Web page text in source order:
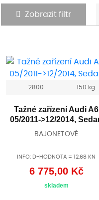
Zobrazit filtr
2800 150 kg
Tažné zařízení Audi A6
05/2011->12/2014,
BAJONETOVÉ
INFO: D-HODNOTA = 12.68 KN
6 775,00 Kč
skladem